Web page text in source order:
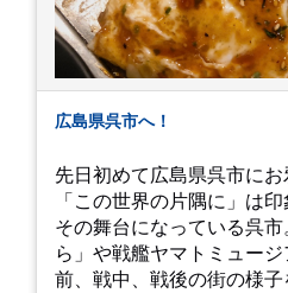
広島県呉市へ！
先日初めて広島県呉市に
「この世界の片隅に」は
その舞台になっている呉市。 潜水艦「てつの
ら」や戦艦ヤマトミュー
前、戦中、戦後の街の様